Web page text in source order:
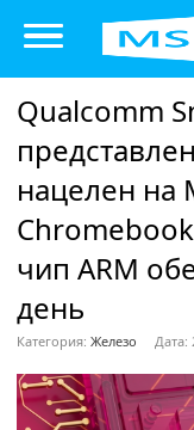
Qualcomm
нацелен на
чип ARM
день
Категория: Железо Дата: